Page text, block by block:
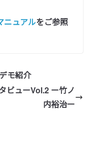
ニュアルをご参照
モ紹介
ビューVol.2 ー竹ノ
内裕治ー